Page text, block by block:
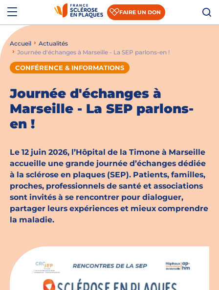
Aller au contenu
Aller à la recherche
FAIRE UN DON
Qui sommes-nous ?
Comprendre la SEP
Accompagner les patients et les aidants
S’informer sur la recherche
Nous soutenir
Actualités
Espace presse
Mon compte
Accueil
Actualités
Journée d'échanges à Marseille - La SEP parlons-en !
CONFÉRENCE & INFORMATIONS
Journée d'échanges à
Marseille - La SEP parlons-
en !
Le 12 juin 2026, l’Hôpital de la Timone à Marseille
accueille une grande journée d’échanges dédiée
à la sclérose en plaques (SEP). Patients, familles,
proches, professionnels de santé et associations
sont invités à se rencontrer pour dialoguer,
partager leurs expériences et mieux comprendre
la maladie.